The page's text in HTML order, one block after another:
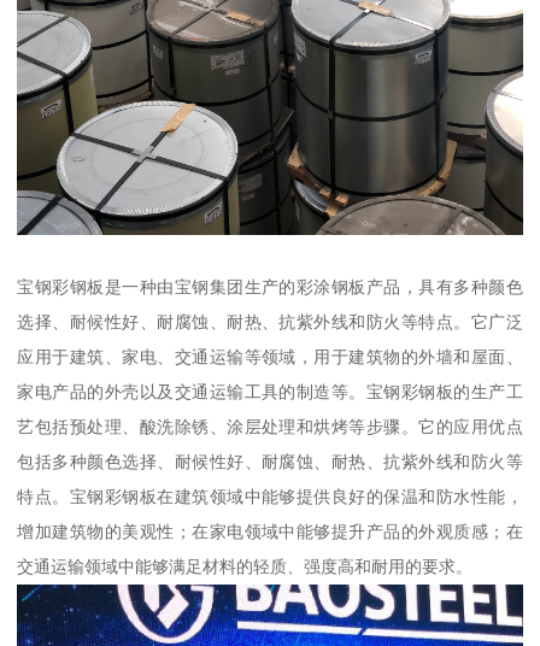
宝钢彩钢板是一种由宝钢集团生产的彩涂钢板产品，具有多种颜色
选择、耐候性好、耐腐蚀、耐热、抗紫外线和防火等特点。它广泛
应用于建筑、家电、交通运输等领域，用于建筑物的外墙和屋面、
家电产品的外壳以及交通运输工具的制造等。宝钢彩钢板的生产工
艺包括预处理、酸洗除锈、涂层处理和烘烤等步骤。它的应用优点
包括多种颜色选择、耐候性好、耐腐蚀、耐热、抗紫外线和防火等
特点。宝钢彩钢板在建筑领域中能够提供良好的保温和防水性能，
增加建筑物的美观性；在家电领域中能够提升产品的外观质感；在
交通运输领域中能够满足材料的轻质、强度高和耐用的要求。